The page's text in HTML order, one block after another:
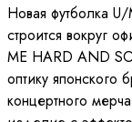
Новая футболка
строится вокруг
ME HARD AND
оптику японского
концертного